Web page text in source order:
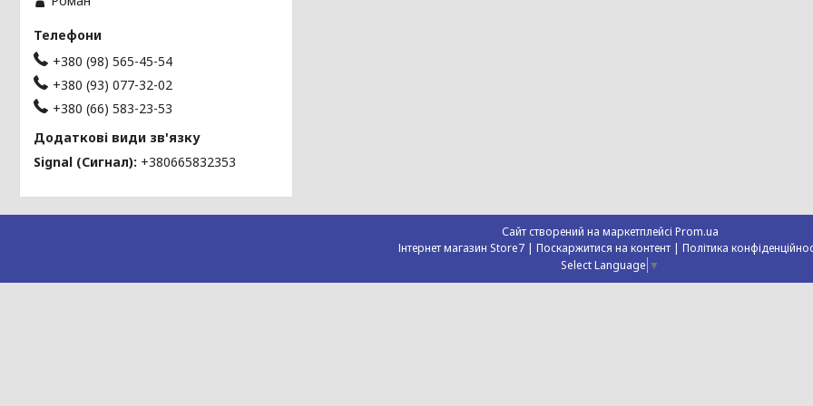
+380 (98) 565-45-54
+380 (93) 077-32-02
+380 (66) 583-23-53
Signal (Сигнал) +380665832353
Сайт створений на маркетплейсі Prom.ua
Інтернет магазин Store7 | Поскаржитися на контент | Політика
Select Language ▼